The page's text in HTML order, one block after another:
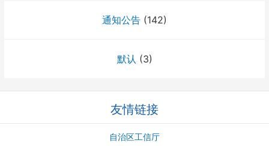
通知公告 (142)
默认 (3)
友情链接
自治区工信厅